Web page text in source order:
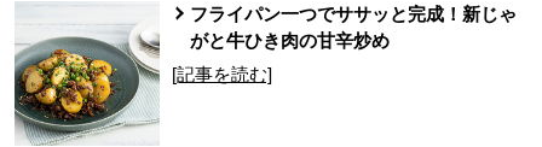
フライパン一つでササッと完成！新じゃ
がと牛ひき肉の甘辛炒め
[記事を読む]